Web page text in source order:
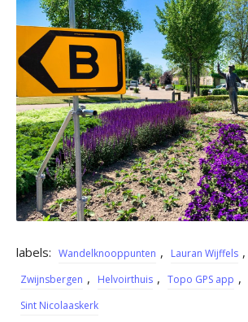
labels: Wandelknooppunten , Lauran Wijffels ,
Zwijnsbergen , Helvoirthuis , Topo GPS app ,
Sint Nicolaaskerk